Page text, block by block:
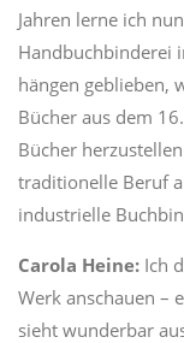
Jahren lerne ich
Handbuchbinderei
hängen geblieben,
Bücher aus dem
Bücher
traditionelle Beruf
industrielle
Carola Heine: Ich
Werk anschauen –
sieht wunderbar